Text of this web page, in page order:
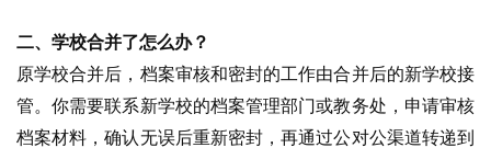
二、学校合并了怎么办？
原学校合并后，档案审核和密封的工作由合并后的新学校接
管。你需要联系新学校的档案管理部门或教务处，申请审核
档案材料，确认无误后重新密封，再通过公对公渠道转递到